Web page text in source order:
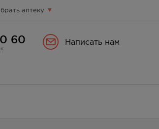
аптеку
60 Написать нам